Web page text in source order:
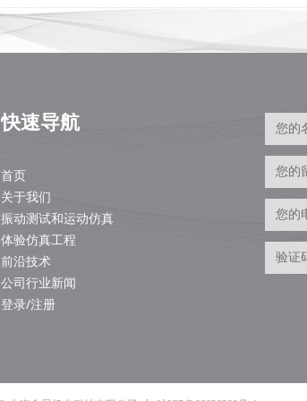
快速导航
首页
关于我们
振动测试和运动仿真
体验仿真工程
前沿技术
公司行业新闻
登录/注册